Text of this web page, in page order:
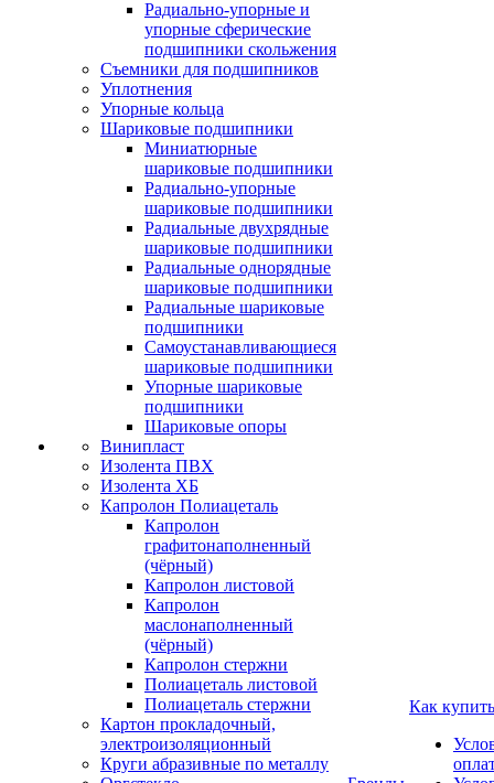
Радиально-упорные и
упорные сферические
подшипники скольжения
Съемники для подшипников
Уплотнения
Упорные кольца
Шариковые подшипники
Миниатюрные
шариковые подшипники
Радиально-упорные
шариковые подшипники
Радиальные двухрядные
шариковые подшипники
Радиальные однорядные
шариковые подшипники
Радиальные шариковые
подшипники
Самоустанавливающиеся
шариковые подшипники
Упорные шариковые
подшипники
Шариковые опоры
Винипласт
Изолента ПВХ
Изолента ХБ
Капролон Полиацеталь
Капролон
графитонаполненный
(чёрный)
Капролон листовой
Капролон
маслонаполненный
(чёрный)
Капролон стержни
Полиацеталь листовой
Полиацеталь стержни
Картон прокладочный,
электроизоляционный
Круги абразивные по металлу
Как купить